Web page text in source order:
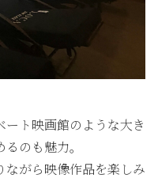
ート映画館のような大き
のも魅力。
ながら映像作品を楽しみ